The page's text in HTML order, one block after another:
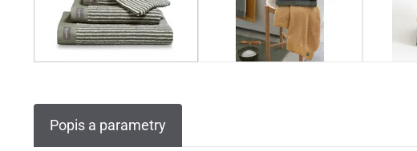
Popis a parametry